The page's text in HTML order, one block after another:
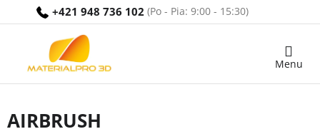
+421 948 736 102
Nákupný
AIRBRUSH